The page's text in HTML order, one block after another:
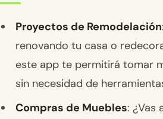
Proyectos de Remodelación
renovando tu casa o
este app te permitirá tomar
sin necesidad de
Compras de Muebles: ¿Vas